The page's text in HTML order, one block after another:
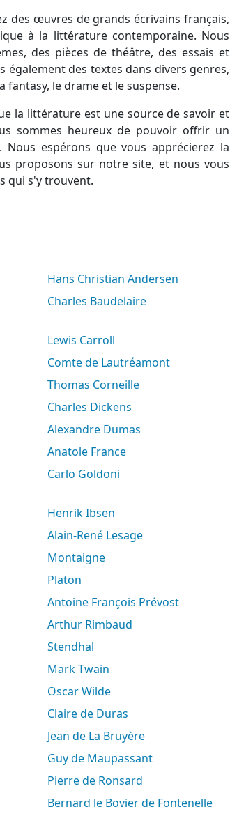
des œuvres de grands écrivains français,
à la littérature contemporaine. Nous
des pièces de théâtre, des essais et
également des textes dans divers genres,
fantasy, le drame et le suspense.
la littérature est une source de savoir et
sommes heureux de pouvoir offrir un
espérons que vous apprécierez la
proposons sur notre site, et nous vous
qui s'y trouvent.
Hans Christian Andersen
Charles Baudelaire
Lewis Carroll
Comte de Lautréamont
Thomas Corneille
Charles Dickens
Alexandre Dumas
Anatole France
Carlo Goldoni
Henrik Ibsen
Alain-René Lesage
Montaigne
Platon
Antoine François Prévost
Arthur Rimbaud
Stendhal
Mark Twain
Oscar Wilde
Claire de Duras
Jean de La Bruyère
Guy de Maupassant
Pierre de Ronsard
Bernard le Bovier de Fontenelle